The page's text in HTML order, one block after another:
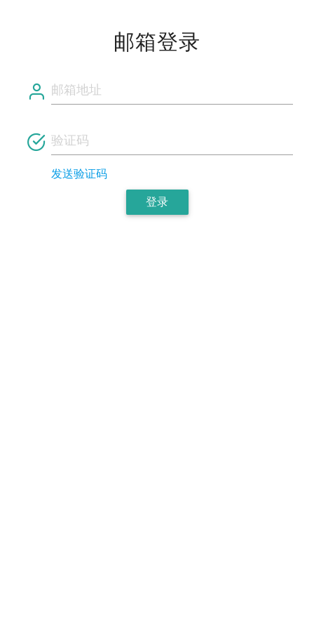
邮箱登录
发送验证码
登录